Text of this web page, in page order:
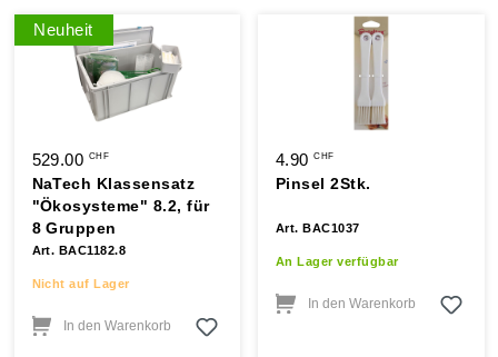
Neuheit
529.00 CHF
NaTech Klassensatz
"Ökosysteme" 8.2, für
8 Gruppen
Art. BAC1182.8
Nicht auf Lager
In den Warenkorb
4.90CHF
Pinsel 2Stk.
Art. BAC1037
An Lager verfügbar
In den Warenkorb